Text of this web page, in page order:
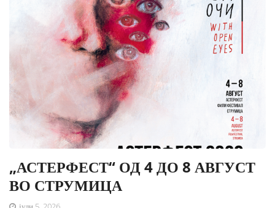
„АСТЕРФЕСТ“ ОД 4 ДО 8 АВГУСТ
ВО СТРУМИЦА